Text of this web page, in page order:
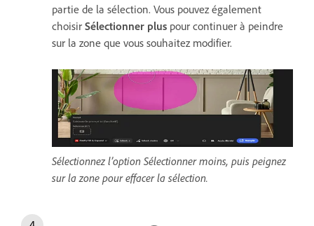
partie de la sélection. Vous pouvez également
choisir Sélectionner plus pour continuer à peindre
sur la zone que vous souhaitez modifier.
Sélectionnez l’option Sélectionner moins, puis peignez
sur la zone pour effacer la sélection.